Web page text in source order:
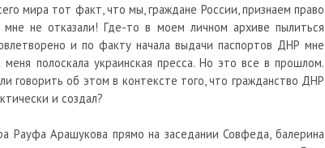
мира тот факт, что мы, граждане России, признаем право
не отказали! Где-то в моем личном архиве пылиться
и по факту начала выдачи паспортов ДНР мне
полоскала украинская пресса. Но это все в прошлом.
говорить об этом в контексте того, что гражданство ДНР
и создал?
Рауфа Арашукова прямо на заседании Совфеда, балерина